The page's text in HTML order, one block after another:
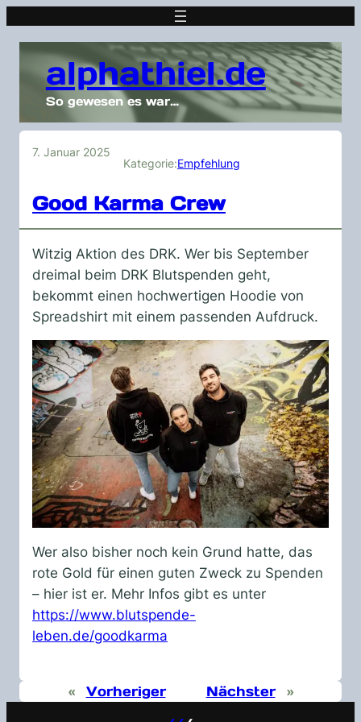
alphathiel.de
So gewesen es war…
7. Januar 2025
Kategorie:Empfehlung
Good Karma Crew
Witzig Aktion des DRK. Wer bis September
dreimal beim DRK Blutspenden geht,
bekommt einen hochwertigen Hoodie von
Spreadshirt mit einem passenden Aufdruck.
Wer also bisher noch kein Grund hatte, das
rote Gold für einen guten Zweck zu Spenden
– hier ist er. Mehr Infos gibt es unter
https://www.blutspende-
leben.de/goodkarma
« Vorheriger Nächster »